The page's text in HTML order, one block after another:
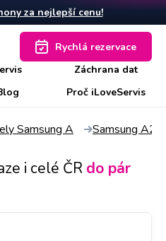
za nejlepší cenu!
Záchrana dat
Proč iLoveServis
Rychlá rezervace
Samsung A Samsung
i celé ČR do pár